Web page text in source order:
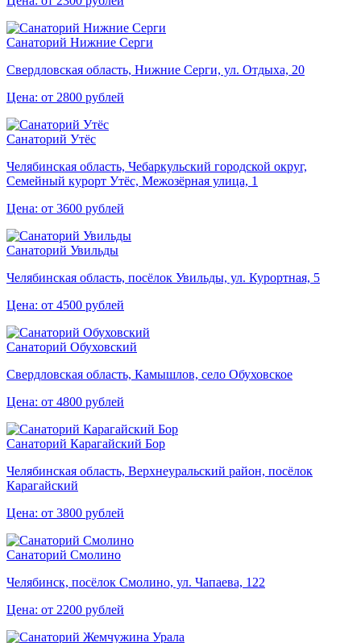
Санаторий Нижние Серги
Свердловская область, Нижние Серги, ул. Отдыха, 20
Цена: от 2800 рублей
Санаторий Утёс
Челябинская область, Чебаркульский городской округ,
Семейный курорт Утёс, Межозёрная улица, 1
Цена: от 3600 рублей
Санаторий Увильды
Челябинская область, посёлок Увильды, ул. Курортная, 5
Цена: от 4500 рублей
Санаторий Обуховский
Свердловская область, Камышлов, село Обуховское
Цена: от 4800 рублей
Санаторий Карагайский Бор
Челябинская область, Верхнеуральский район, посёлок
Карагайский
Цена: от 3800 рублей
Санаторий Смолино
Челябинск, посёлок Смолино, ул. Чапаева, 122
Цена: от 2200 рублей